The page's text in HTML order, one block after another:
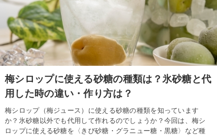
梅シロップに使える砂糖の種類は？氷砂糖と代
用した時の違い・作り方は？
梅シロップ（梅ジュース）に使える砂糖の種類を知っています
か？氷砂糖以外でも代用して作れるのでしょうか？今回は、梅シ
ロップに使える砂糖を〈きび砂糖・グラニュー糖・黒糖〉など種